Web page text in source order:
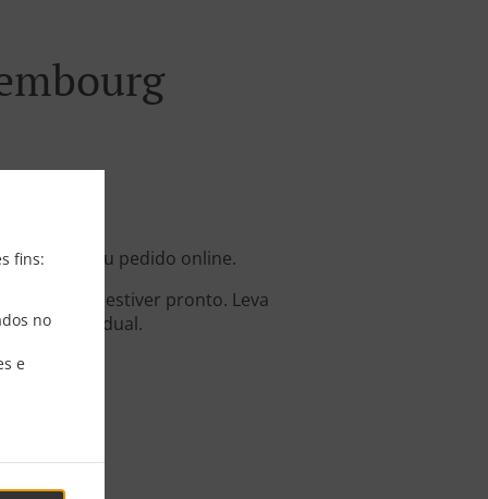
fins:
no
e
em ter seu pedido online.
quando estiver pronto. Leva
individual.